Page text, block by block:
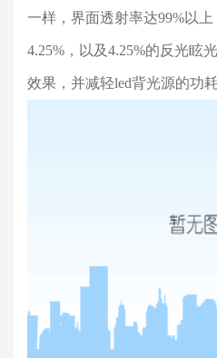
一样，界面透射率达99%以
4.25% ，以及4.25%的反光眩
效果，并减轻led背光源的功耗